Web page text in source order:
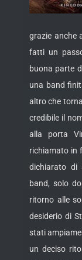
grazie anche
fatti un
buona parte
una band
altro che
credibile il
alla porta
richiamato in
dichiarato di
band, solo
ritorno alle
desiderio di
stati
un deciso